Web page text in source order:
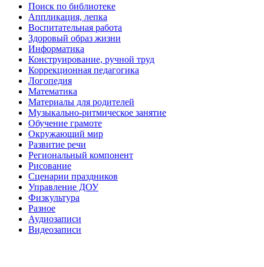
Поиск по библиотеке
Аппликация, лепка
Воспитательная работа
Здоровый образ жизни
Информатика
Конструирование, ручной труд
Коррекционная педагогика
Логопедия
Математика
Материалы для родителей
Музыкально-ритмическое занятие
Обучение грамоте
Окружающий мир
Развитие речи
Региональный компонент
Рисование
Сценарии праздников
Управление ДОУ
Физкультура
Разное
Аудиозаписи
Видеозаписи